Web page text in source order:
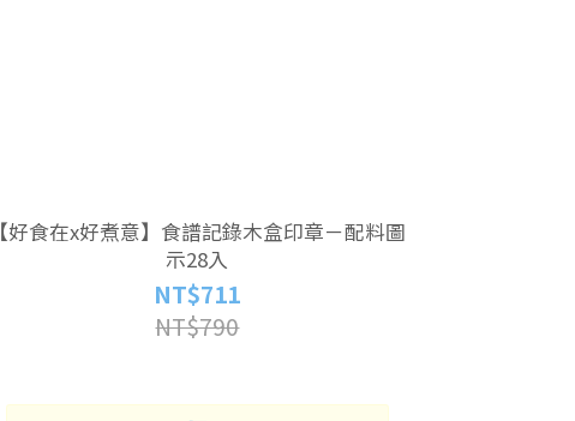
【好食在x好煮意】食譜記錄木盒印章－配料圖
示28入
NT$711
NT$790